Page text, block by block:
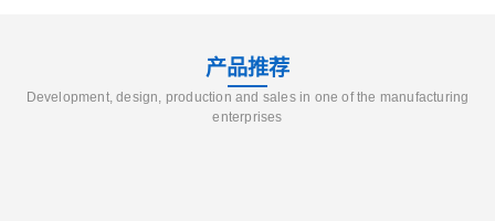
产品推荐
Development, design, production and sales in one of the manufacturing
enterprises